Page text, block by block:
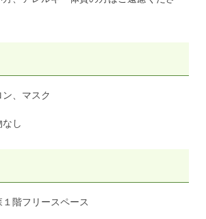
ン、マスク
なし
階フリースペース